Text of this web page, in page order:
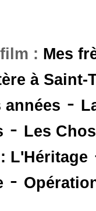
: Mes
à Saint-
-
- Les
L'Héritage
-